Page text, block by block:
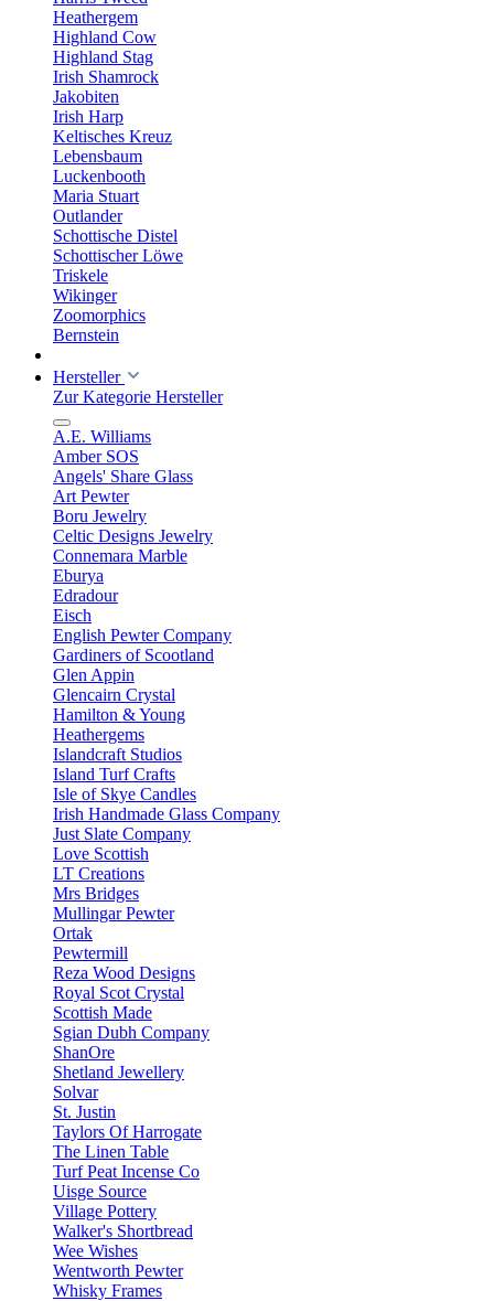
Heathergem
Highland Cow
Highland Stag
Irish Shamrock
Jakobiten
Irish Harp
Keltisches Kreuz
Lebensbaum
Luckenbooth
Maria Stuart
Outlander
Schottische Distel
Schottischer Löwe
Triskele
Wikinger
Zoomorphics
Bernstein
Hersteller
Zur Kategorie Hersteller
A.E. Williams
Amber SOS
Angels' Share Glass
Art Pewter
Boru Jewelry
Celtic Designs Jewelry
Connemara Marble
Eburya
Edradour
Eisch
English Pewter Company
Gardiners of Scootland
Glen Appin
Glencairn Crystal
Hamilton & Young
Heathergems
Islandcraft Studios
Island Turf Crafts
Isle of Skye Candles
Irish Handmade Glass Company
Just Slate Company
Love Scottish
LT Creations
Mrs Bridges
Mullingar Pewter
Ortak
Pewtermill
Reza Wood Designs
Royal Scot Crystal
Scottish Made
Sgian Dubh Company
ShanOre
Shetland Jewellery
Solvar
St. Justin
Taylors Of Harrogate
The Linen Table
Turf Peat Incense Co
Uisge Source
Village Pottery
Walker's Shortbread
Wee Wishes
Wentworth Pewter
Whisky Frames